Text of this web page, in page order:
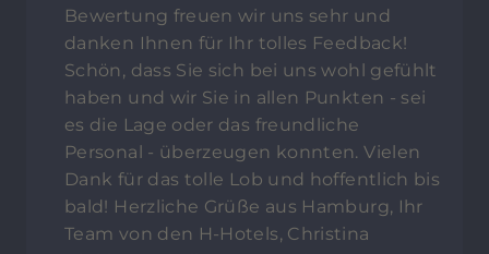
Bewertung freuen wir uns sehr und
danken Ihnen für Ihr tolles Feedback!
Schön, dass Sie sich bei uns wohl gefühlt
haben und wir Sie in allen Punkten - sei
es die Lage oder das freundliche
Personal - überzeugen konnten. Vielen
Dank für das tolle Lob und hoffentlich bis
bald! Herzliche Grüße aus Hamburg, Ihr
Team von den H-Hotels, Christina